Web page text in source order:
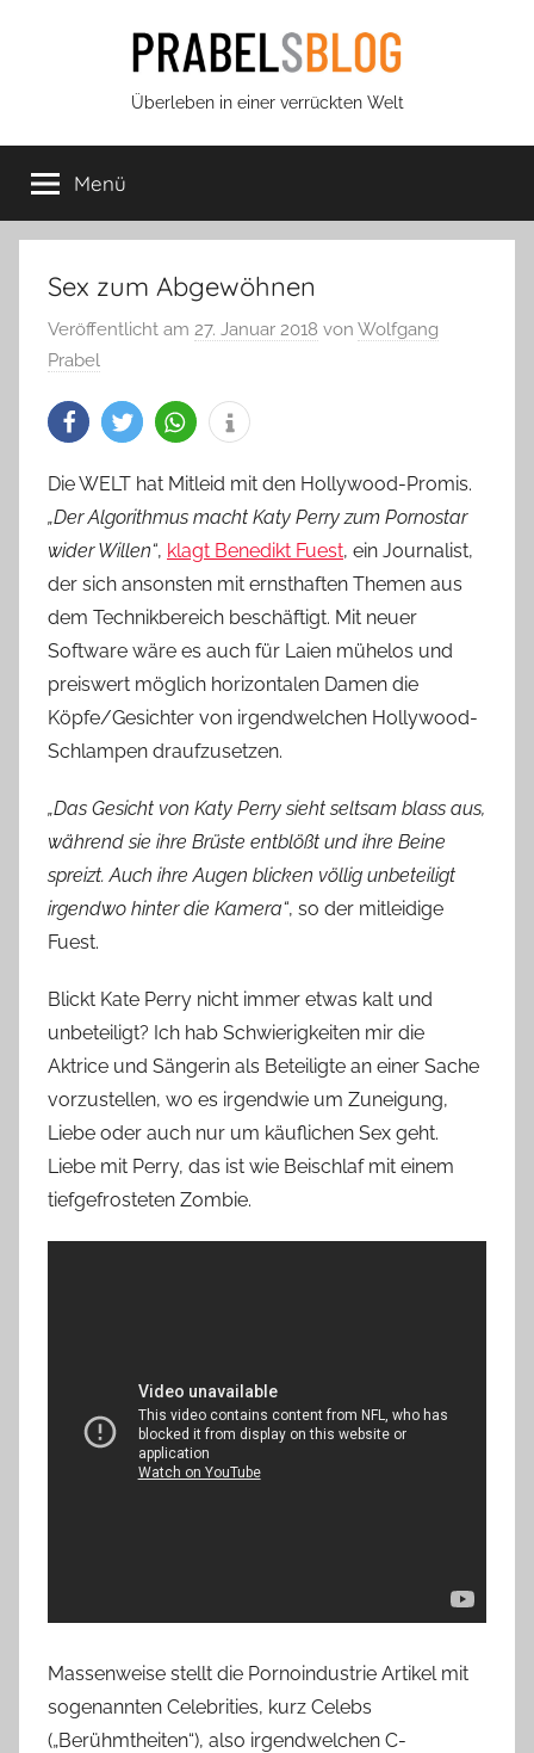
Prabels
Blog
Überleben in einer verrückten Welt
Menü
Sex zum Abgewöhnen
Veröffentlicht am 27. Januar 2018 von Wolfgang
Prabel
Die WELT hat Mitleid mit den Hollywood-Promis.
„Der Algorithmus macht Katy Perry zum Pornostar
wider Willen“, klagt Benedikt Fuest, ein Journalist,
der sich ansonsten mit ernsthaften Themen aus
dem Technikbereich beschäftigt. Mit neuer
Software wäre es auch für Laien mühelos und
preiswert möglich horizontalen Damen die
Köpfe/Gesichter von irgendwelchen Hollywood-
Schlampen draufzusetzen.
„Das Gesicht von Katy Perry sieht seltsam blass aus,
während sie ihre Brüste entblößt und ihre Beine
spreizt. Auch ihre Augen blicken völlig unbeteiligt
irgendwo hinter die Kamera“, so der mitleidige
Fuest.
Blickt Kate Perry nicht immer etwas kalt und
unbeteiligt? Ich hab Schwierigkeiten mir die
Aktrice und Sängerin als Beteiligte an einer Sache
vorzustellen, wo es irgendwie um Zuneigung,
Liebe oder auch nur um käuflichen Sex geht.
Liebe mit Perry, das ist wie Beischlaf mit einem
tiefgefrosteten Zombie.
Massenweise stellt die Pornoindustrie Artikel mit
sogenannten Celebrities, kurz Celebs
(„Berühmtheiten“), also irgendwelchen C-